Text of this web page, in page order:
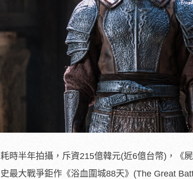
耗時半年拍攝，斥資215億韓元(近6億台幣)，《
史最大戰爭鉅作《浴血圍城88天》(The Great